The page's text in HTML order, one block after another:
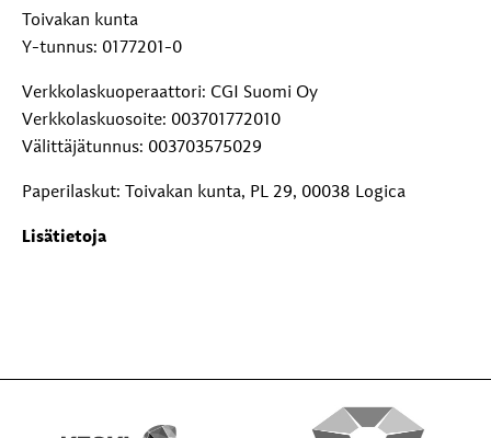
Toivakan kunta
Y-tunnus: 0177201-0
Verkkolaskuoperaattori: CGI Suomi Oy
Verkkolaskuosoite: 003701772010
Välittäjätunnus: 003703575029
Paperilaskut: Toivakan kunta, PL 29, 00038 Logica
Lisätietoja